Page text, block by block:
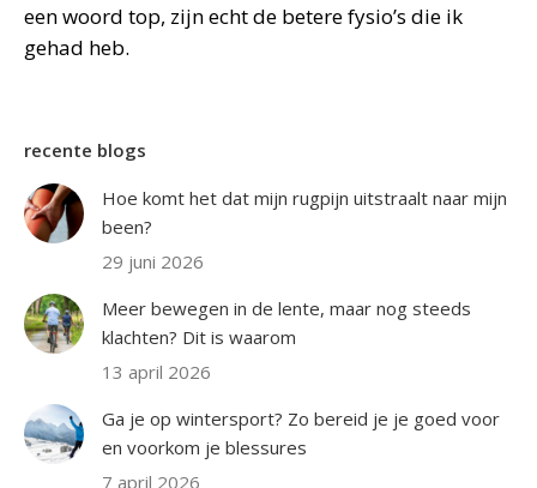
een woord top, zijn echt de betere fysio’s die ik
gehad heb.
recente blogs
Hoe komt het dat mijn rugpijn uitstraalt naar mijn
been?
29 juni 2026
Meer bewegen in de lente, maar nog steeds
klachten? Dit is waarom
13 april 2026
Ga je op wintersport? Zo bereid je je goed voor
en voorkom je blessures
7 april 2026